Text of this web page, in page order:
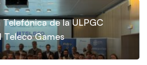
Telefónica de la ULPGC
Teleco Games